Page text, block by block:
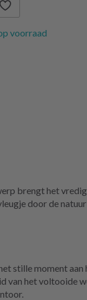
voorraad
brengt het
door de
stille moment
van het voltooide